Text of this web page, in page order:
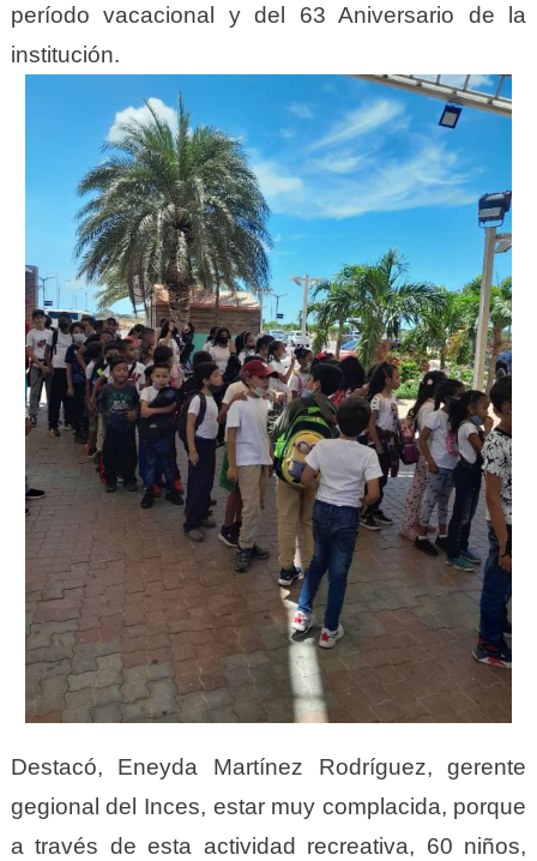
período vacacional y del 63 Aniversario de la
institución.
Destacó, Eneyda Martínez Rodríguez, gerente
gegional del Inces, estar muy complacida, porque
a través de esta actividad recreativa, 60 niños,